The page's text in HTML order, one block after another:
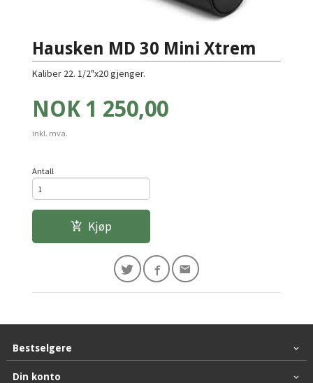
Hausken MD 30 Mini Xtrem
Kaliber 22. 1/2"x20 gjenger.
Pris
NOK 1 250,00
inkl. mva.
Antall
Kjøp
Bestselgere
Din konto